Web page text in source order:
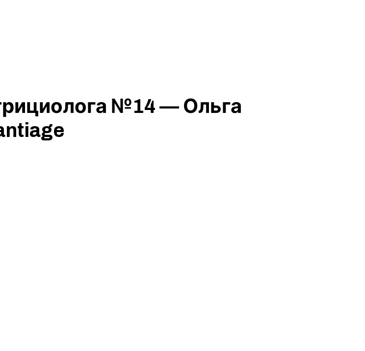
№14 — Ольга